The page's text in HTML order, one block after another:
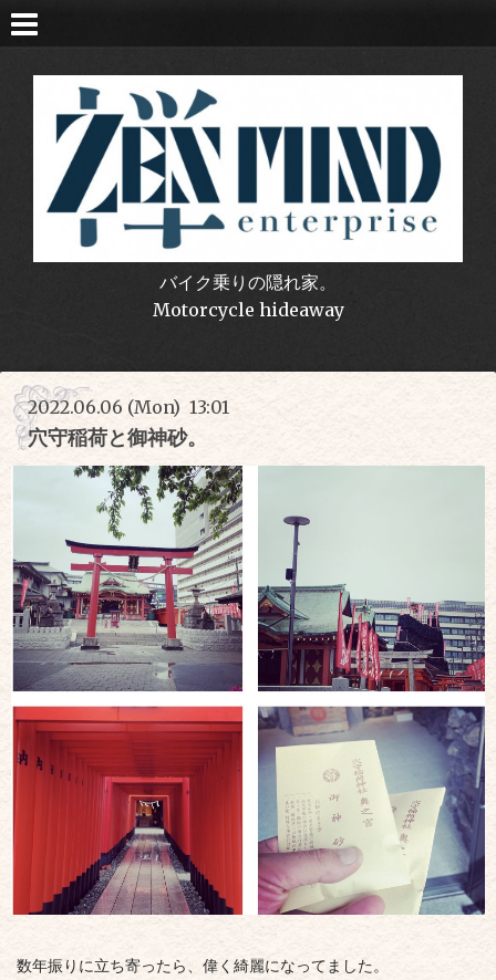
バイク乗りの隠れ家。
Motorcycle hideaway
2022.06.06 (Mon) 13:01
穴守稲荷と御神砂。
数年振りに立ち寄ったら、 偉く綺麗になってました。